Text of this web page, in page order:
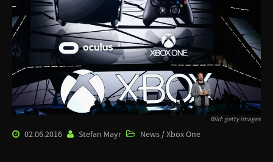
Bild: getty images
02.06.2016 Stefan Mayr News / Xbox One